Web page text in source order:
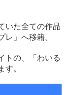
いた全ての作品
」へ移籍。
トの、「わいる
。